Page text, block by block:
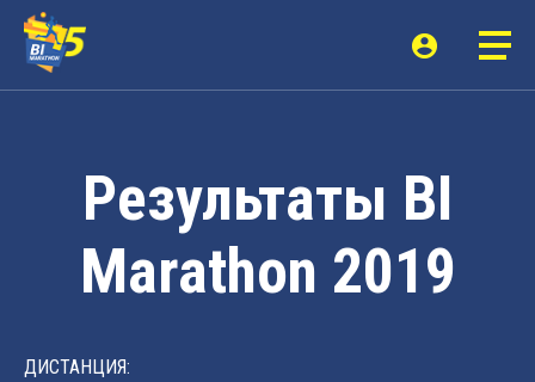
Результаты BI
Marathon 2019
ДИСТАНЦИЯ: